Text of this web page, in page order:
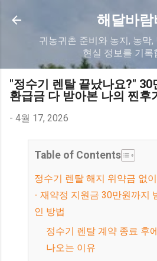
기본 콘텐츠로 건
해달바람
귀농귀촌 준비와 농지, 농막,
현실 정보를 기록
"정수기 렌탈 끝났나요?" 30
환급금 다 받아본 나의 찐후
- 4월 17, 2026
Table of Contents
정수기 렌탈 해지 위약금 없이 환급금 받는 방법
- 재약정 지원금 30만원까지
인 방법
정수기 렌탈 계약 종료 후에도 요금이 계속
나오는 이유